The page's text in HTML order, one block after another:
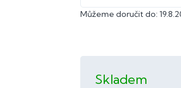
Můžeme doručit do:
Skladem